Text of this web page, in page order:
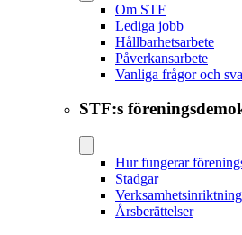
Om STF
Lediga jobb
Hållbarhetsarbete
Påverkansarbete
Vanliga frågor och
STF:s
Hur fungerar
Stadgar
Verksamhetsinriktning
Årsberättelser